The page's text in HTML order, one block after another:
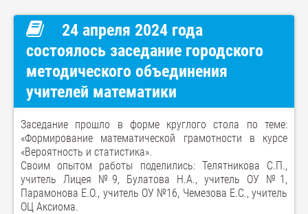
24 апреля 2024 года
состоялось заседание городского
методического объединения
учителей математики
Заседание прошло в форме круглого стола по теме:
«Формирование математической грамотности в курсе
«Вероятность и статистика».
Своим опытом работы поделились: Телятникова С.П.,
учитель Лицея №9, Булатова Н.А., учитель ОУ №1,
Парамонова Е.О., учитель ОУ №16, Чемезова Е.С., учитель
ОЦ Аксиома.